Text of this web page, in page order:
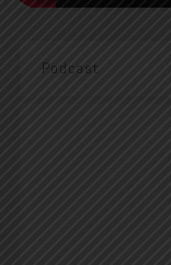
Podcast